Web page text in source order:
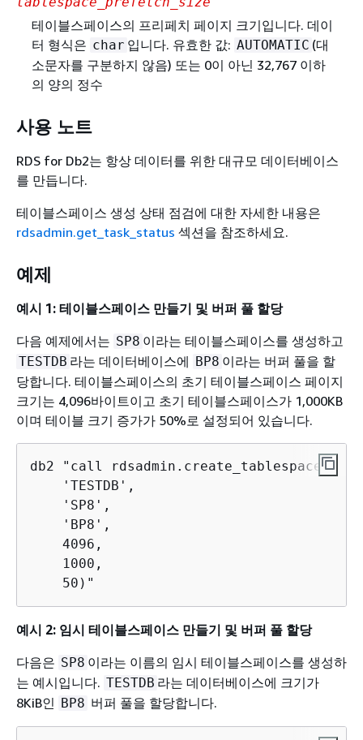
테이블스페이스의 프리페치 페이지 크기입니다. 데이
터 형식은 char 입니다. 유효한 값: AUTOMATIC (대
소문자를 구분하지 않음) 또는 0이 아닌 32,767 이하
의 양의 정수
사용 노트
RDS for Db2는 항상 데이터를 위한 대규모 데이터베이스
를 만듭니다.
테이블스페이스 생성 상태 점검에 대한 자세한 내용은
rdsadmin.get_task_status 섹션을 참조하세요.
예제
예시 1: 테이블스페이스 만들기 및 버퍼 풀 할당
다음 예제에서는 SP8 이라는 테이블스페이스를 생성하고
TESTDB 라는 데이터베이스에 BP8 이라는 버퍼 풀을 할
당합니다. 테이블스페이스의 초기 테이블스페이스 페이지
크기는 4,096바이트이고 초기 테이블스페이스가 1,000KB
이며 테이블 크기 증가가 50%로 설정되어 있습니다.
db2 "call rdsadmin.create_tablespace(
    'TESTDB',
    'SP8',
    'BP8',
    4096,
    1000,
    50)"
예시 2: 임시 테이블스페이스 만들기 및 버퍼 풀 할당
다음은 SP8 이라는 이름의 임시 테이블스페이스를 생성하
는 예시입니다. TESTDB 라는 데이터베이스에 크기가
8KiB인 BP8 버퍼 풀을 할당합니다.